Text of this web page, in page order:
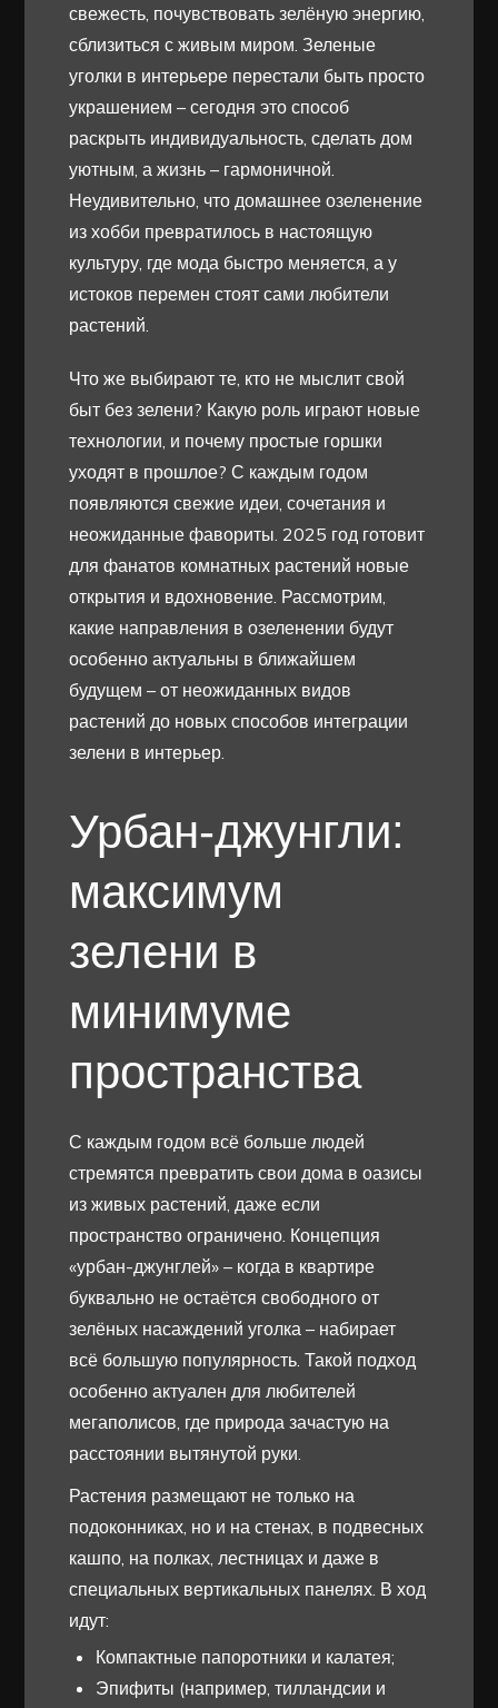
свежесть, почувствовать зелёную энергию,
сблизиться с живым миром. Зеленые
уголки в интерьере перестали быть просто
украшением – сегодня это способ
раскрыть индивидуальность, сделать дом
уютным, а жизнь – гармоничной.
Неудивительно, что домашнее озеленение
из хобби превратилось в настоящую
культуру, где мода быстро меняется, а у
истоков перемен стоят сами любители
растений.
Что же выбирают те, кто не мыслит свой
быт без зелени? Какую роль играют новые
технологии, и почему простые горшки
уходят в прошлое? С каждым годом
появляются свежие идеи, сочетания и
неожиданные фавориты. 2025 год готовит
для фанатов комнатных растений новые
открытия и вдохновение. Рассмотрим,
какие направления в озеленении будут
особенно актуальны в ближайшем
будущем – от неожиданных видов
растений до новых способов интеграции
зелени в интерьер.
Урбан-джунгли:
максимум
зелени в
минимуме
пространства
С каждым годом всё больше людей
стремятся превратить свои дома в оазисы
из живых растений, даже если
пространство ограничено. Концепция
«урбан-джунглей» – когда в квартире
буквально не остаётся свободного от
зелёных насаждений уголка – набирает
всё большую популярность. Такой подход
особенно актуален для любителей
мегаполисов, где природа зачастую на
расстоянии вытянутой руки.
Растения размещают не только на
подоконниках, но и на стенах, в подвесных
кашпо, на полках, лестницах и даже в
специальных вертикальных панелях. В ход
идут:
Компактные папоротники и калатея;
Эпифиты (например, тилландсии и